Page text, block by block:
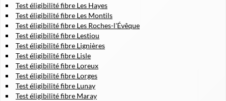
Test éligibilité fibre Les Hayes
Test éligibilité fibre Les Montils
Test éligibilité fibre Les Roches-l'Évêque
Test éligibilité fibre Lestiou
Test éligibilité fibre Lignières
Test éligibilité fibre Lisle
Test éligibilité fibre Loreux
Test éligibilité fibre Lorges
Test éligibilité fibre Lunay
Test éligibilité fibre Maray